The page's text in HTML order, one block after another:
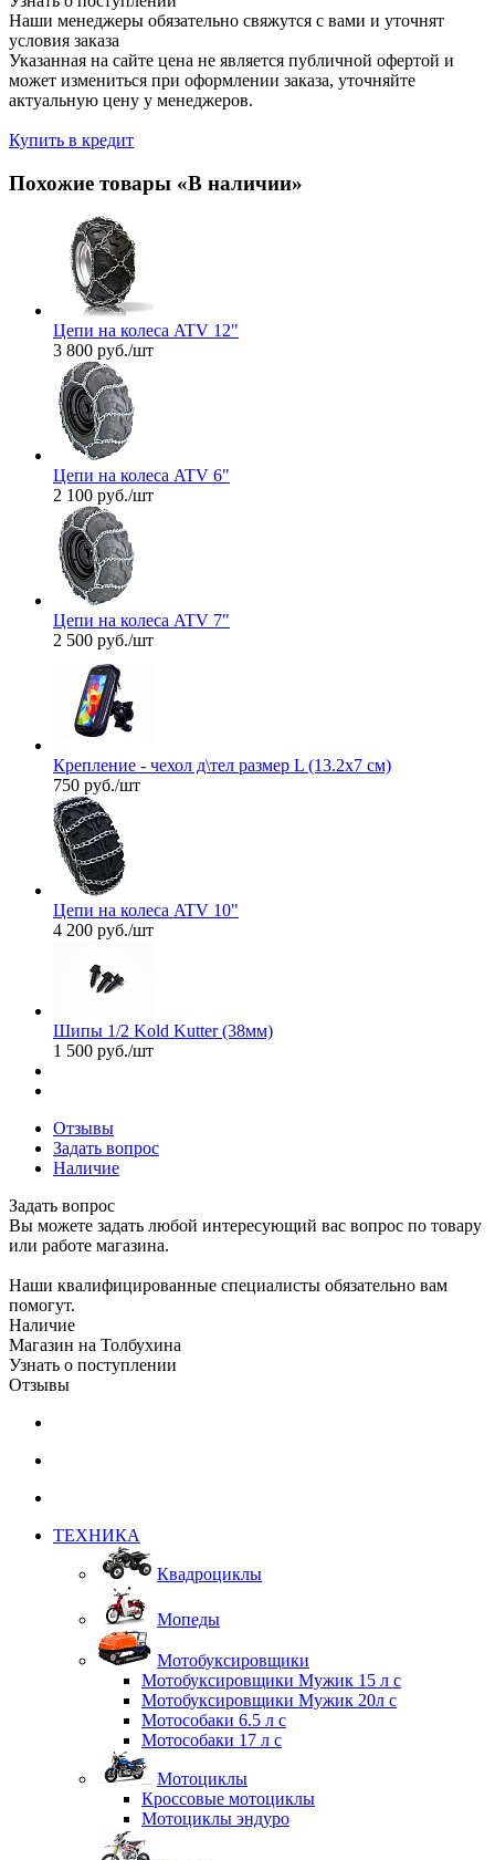
Наши менеджеры обязательно свяжутся с вами и уточнят
условия заказа
Указанная на сайте цена не является публичной офертой и
может измениться при оформлении заказа, уточняйте
актуальную цену у менеджеров.
Купить в кредит
Похожие товары «В наличии»
Цепи на колеса ATV 12"
3 800 руб./шт
Цепи на колеса ATV 6"
2 100 руб./шт
Цепи на колеса ATV 7"
2 500 руб./шт
Крепление - чехол д\тел размер L (13.2x7 см)
750 руб./шт
Цепи на колеса ATV 10"
4 200 руб./шт
Шипы 1/2 Kold Kutter (38мм)
1 500 руб./шт
Отзывы
Задать вопрос
Наличие
Задать вопрос
Вы можете задать любой интересующий вас вопрос по товару
или работе магазина.
Наши квалифицированные специалисты обязательно вам
помогут.
Наличие
Магазин на Толбухина
Узнать о поступлении
Отзывы
ТЕХНИКА
Квадроциклы
Мопеды
Мотобуксировщики
Мотобуксировщики Мужик 15 л с
Мотобуксировщики Мужик 20л с
Мотособаки 6.5 л с
Мотособаки 17 л с
Мотоциклы
Кроссовые мотоциклы
Мотоциклы эндуро